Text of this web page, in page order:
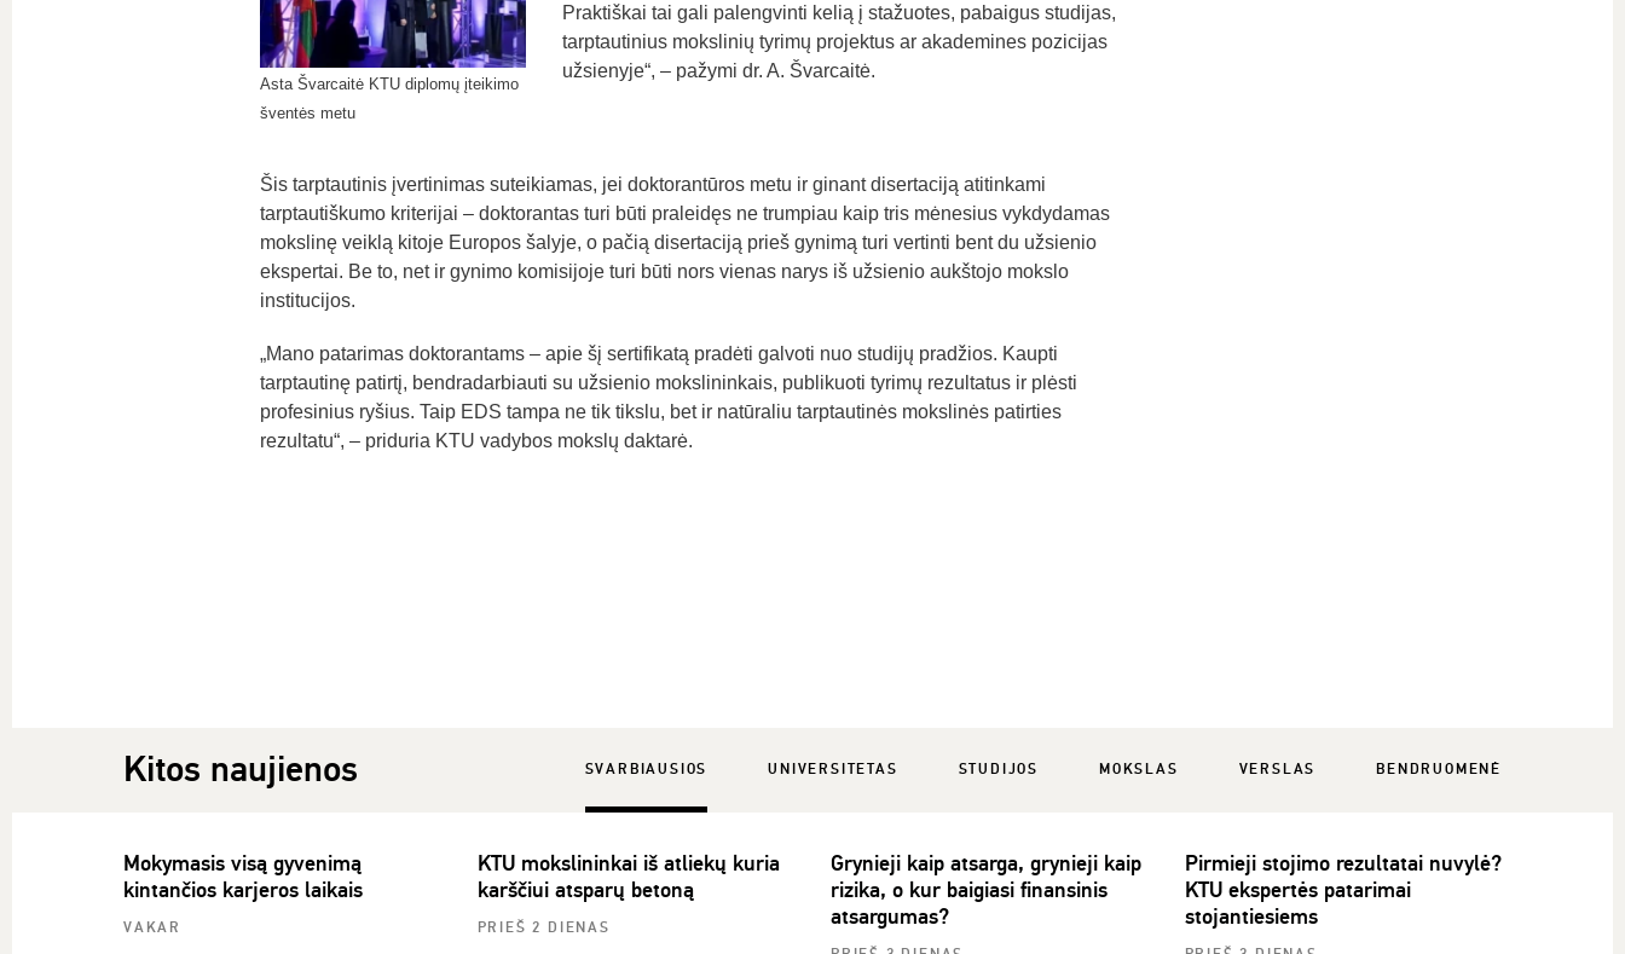
Asta Švarcaitė KTU diplomų įteikimo
šventės metu
Praktiškai tai gali palengvinti kelią į stažuotes, pabaigus studijas,
tarptautinius mokslinių tyrimų projektus ar akademines pozicijas
užsienyje“, – pažymi dr. A. Švarcaitė.
Šis tarptautinis įvertinimas suteikiamas, jei doktorantūros metu ir ginant disertaciją atitinkami
tarptautiškumo kriterijai – doktorantas turi būti praleidęs ne trumpiau kaip tris mėnesius vykdydamas
mokslinę veiklą kitoje Europos šalyje, o pačią disertaciją prieš gynimą turi vertinti bent du užsienio
ekspertai. Be to, net ir gynimo komisijoje turi būti nors vienas narys iš užsienio aukštojo mokslo
institucijos.
„Mano patarimas doktorantams – apie šį sertifikatą pradėti galvoti nuo studijų pradžios. Kaupti
tarptautinę patirtį, bendradarbiauti su užsienio mokslininkais, publikuoti tyrimų rezultatus ir plėsti
profesinius ryšius. Taip EDS tampa ne tik tikslu, bet ir natūraliu tarptautinės mokslinės patirties
rezultatu“, – priduria KTU vadybos mokslų daktarė.
Kitos naujienos SVARBIAUSIOS UNIVERSITETAS STUDIJOS MOKSLAS VERSLAS BENDRUOMENĖ
Mokymasis visą gyvenimą
kintančios karjeros laikais
VAKAR
KTU mokslininkai iš atliekų kuria
karščiui atsparų betoną
PRIEŠ 2 DIENAS
Grynieji kaip atsarga, grynieji kaip
rizika, o kur baigiasi finansinis
atsargumas?
Pirmieji stojimo rezultatai nuvylė?
KTU ekspertės patarimai
stojantiesiems